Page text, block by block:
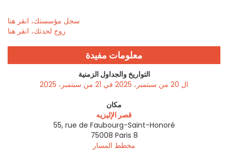
سجل مؤسستك، انقر هنا
روج لحدثك، انقر هنا
معلومات مفيدة
التواريخ والجداول الزمنية
ال 20 من سبتمبر، 2025 في 21 من سبتمبر، 2025
مكان
قصر الإليزيه
55, rue de Faubourg-Saint-Honoré
75008 Paris 8
مخطط المسار